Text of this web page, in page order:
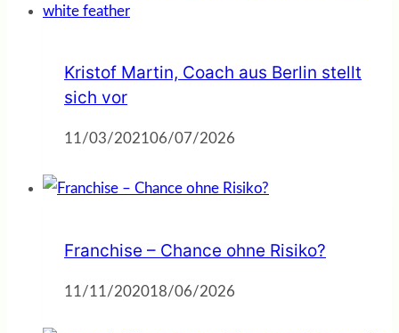
Kristof Martin, Coach aus Berlin stellt
sich vor
11/03/202106/07/2026
Franchise – Chance ohne Risiko?
11/11/202018/06/2026